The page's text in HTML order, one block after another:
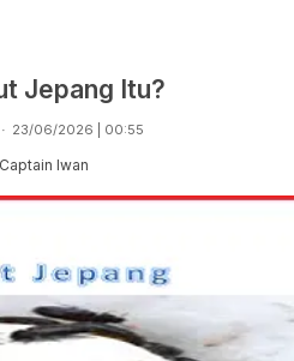
Jepang Itu?
23/06/2026 | 00:55
Captain Iwan